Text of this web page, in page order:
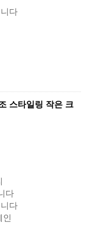
다
스타일링 작은 크
다
다
인